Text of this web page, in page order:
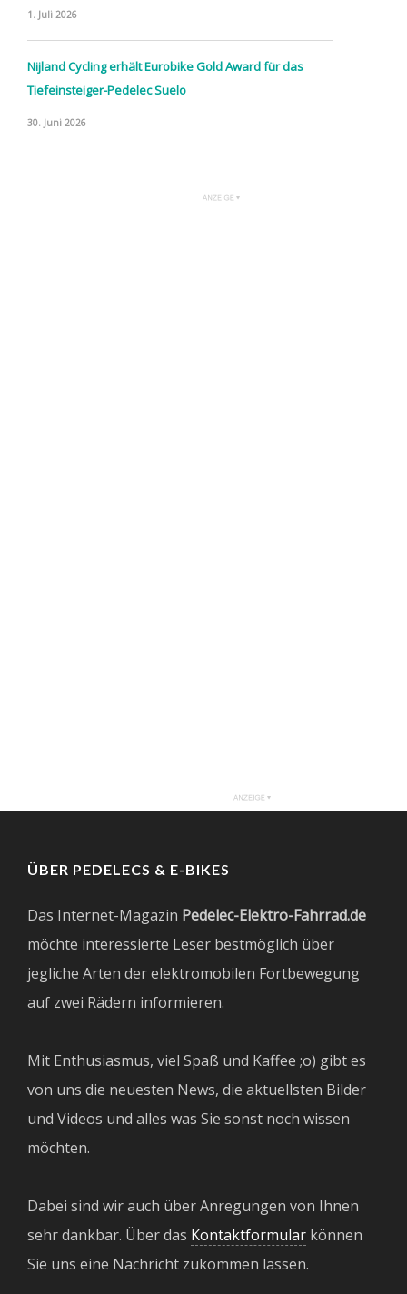
1. Juli 2026
Nijland Cycling erhält Eurobike Gold Award für das
Tiefeinsteiger-Pedelec Suelo
30. Juni 2026
ÜBER PEDELECS & E-BIKES
Das Internet-Magazin Pedelec-Elektro-Fahrrad.de
möchte interessierte Leser bestmöglich über
jegliche Arten der elektromobilen Fortbewegung
auf zwei Rädern informieren.
Mit Enthusiasmus, viel Spaß und Kaffee ;o) gibt es
von uns die neuesten News, die aktuellsten Bilder
und Videos und alles was Sie sonst noch wissen
möchten.
Dabei sind wir auch über Anregungen von Ihnen
sehr dankbar. Über das Kontaktformular können
Sie uns eine Nachricht zukommen lassen.